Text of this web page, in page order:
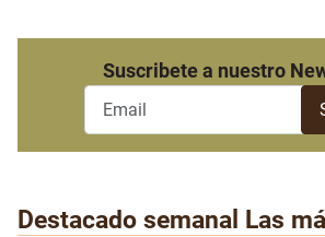
Suscribete a nuestro
Destacado semanal Las